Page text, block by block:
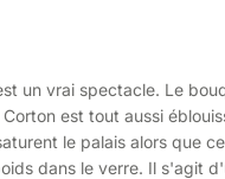
un vrai spectacle. Le
est tout aussi
le palais alors que
dans le verre. Il s'agit